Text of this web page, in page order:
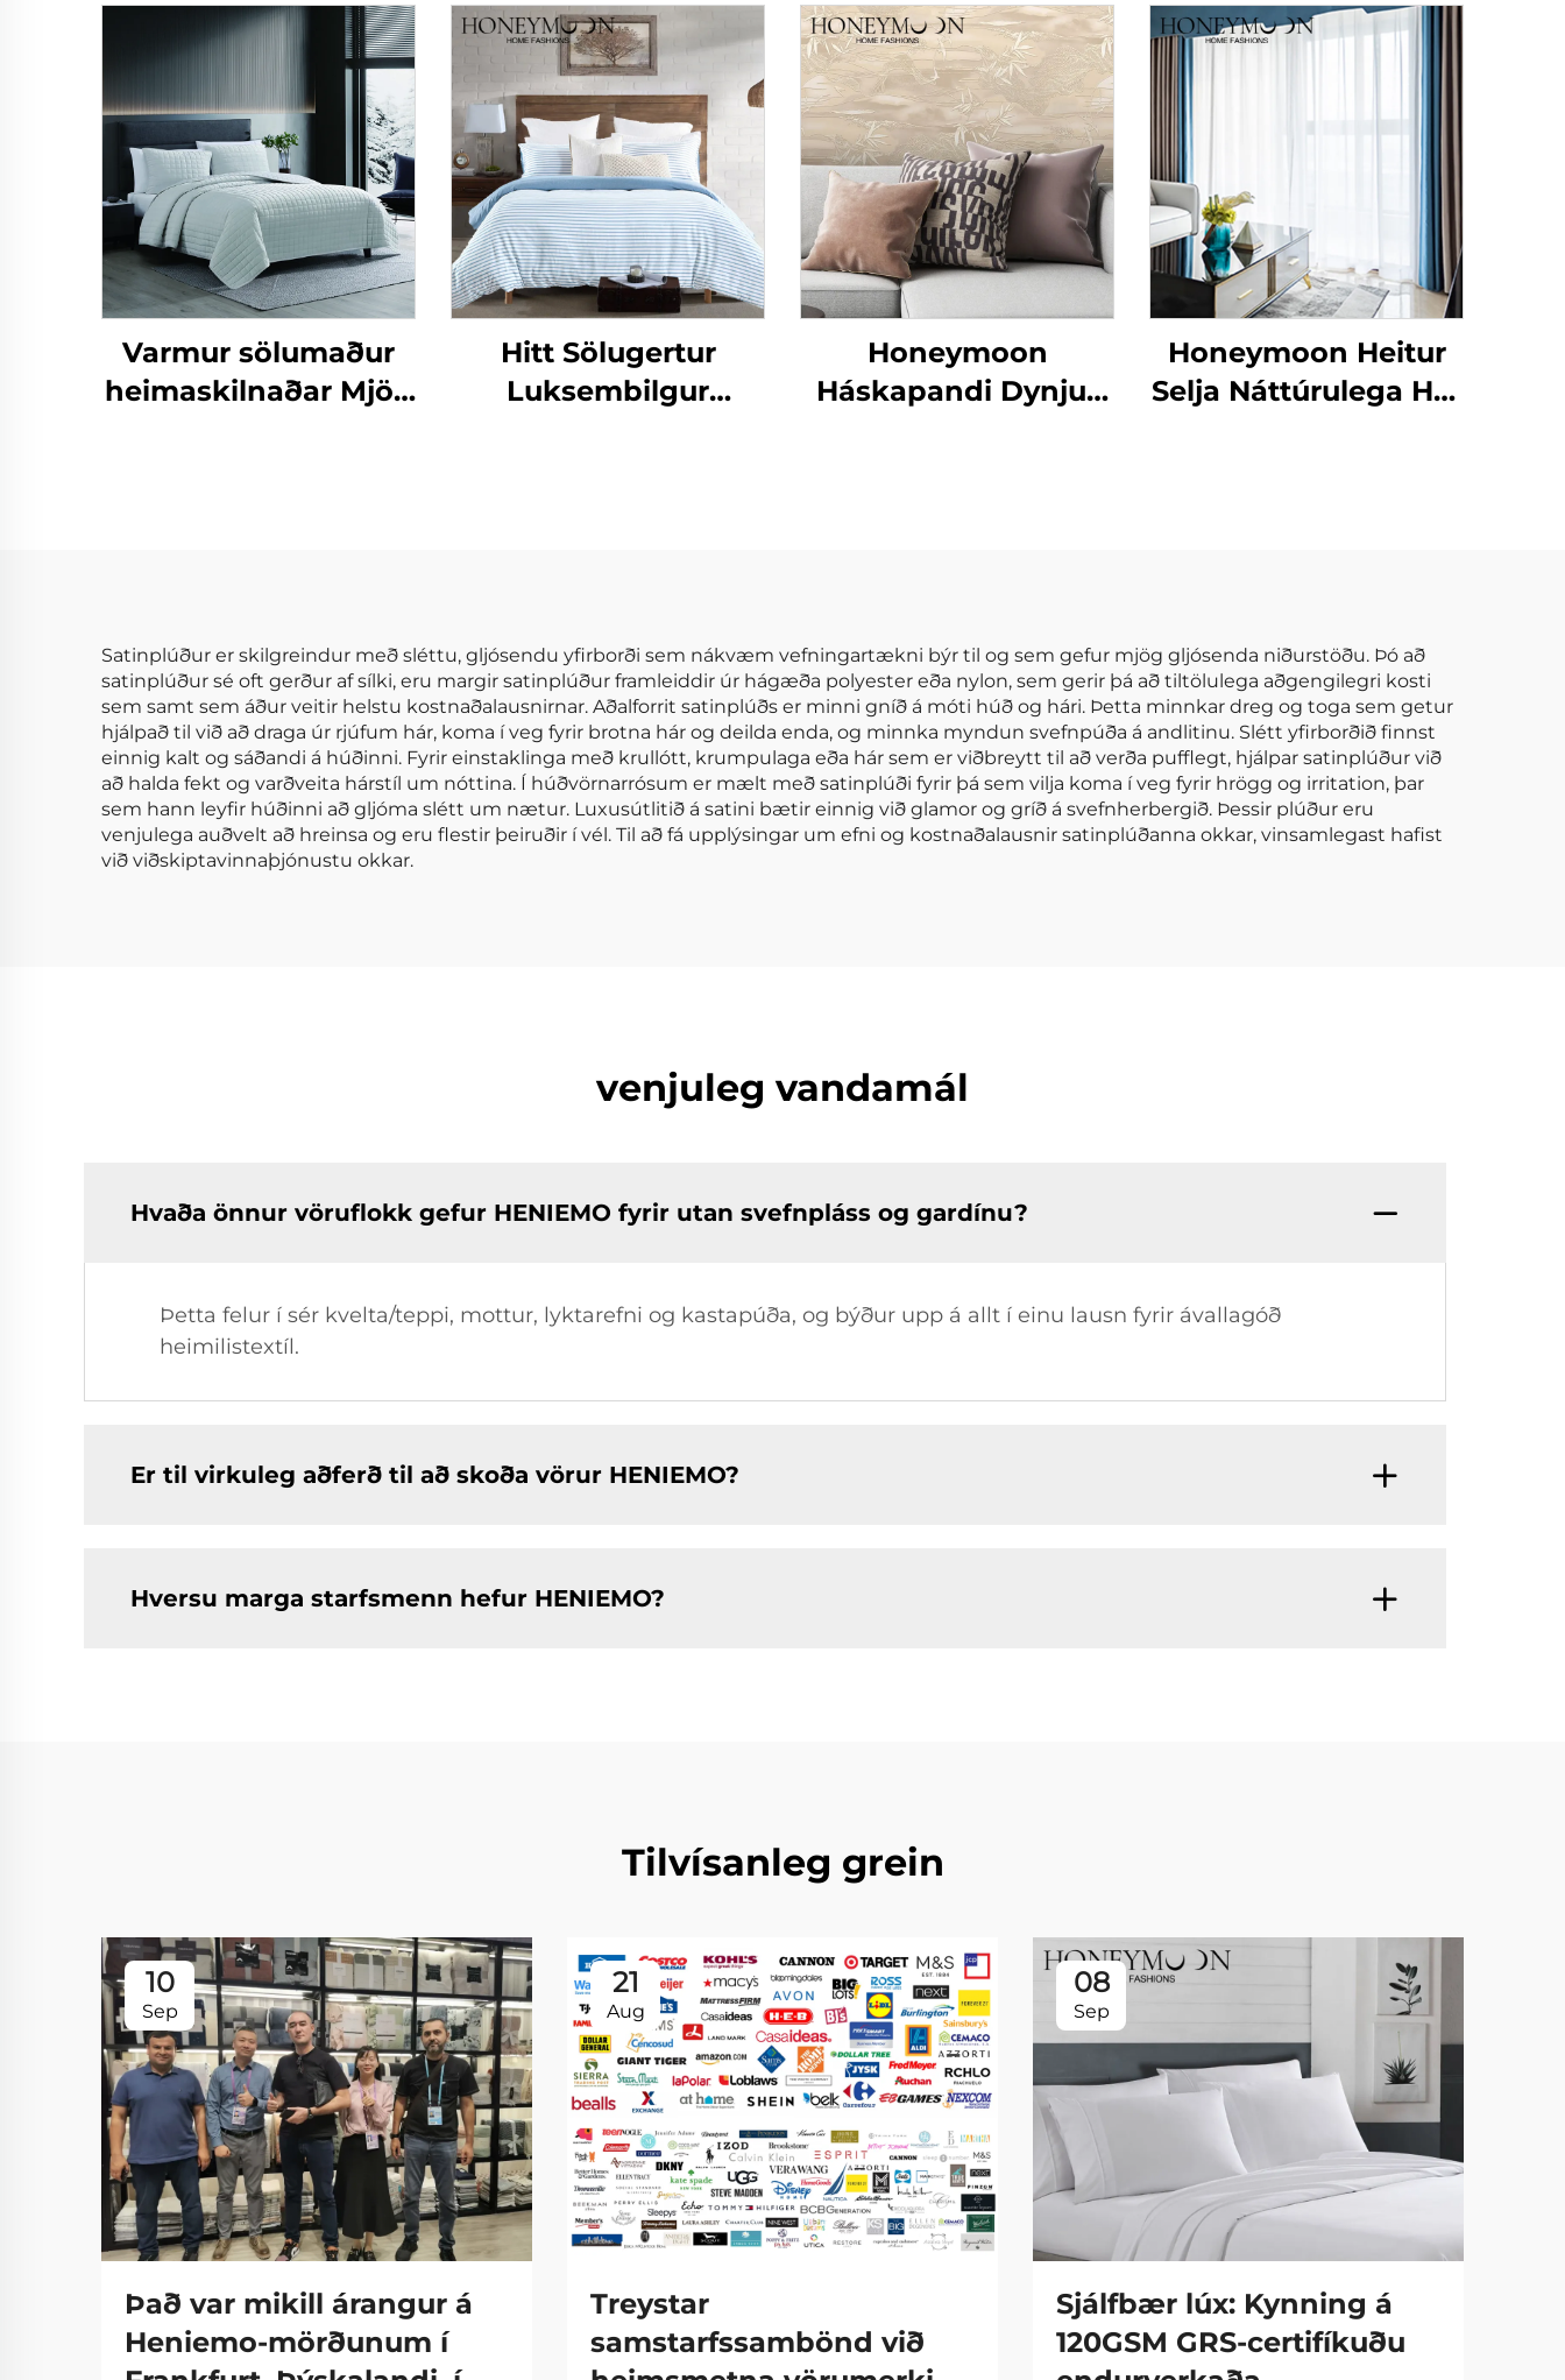
Varmur sölumaður
heimaskilnaðar Mjög
kviltursetur
Hitt Sölugertur
Luksembilgur
Honeymoon
Háskapandi Dynjur
Honeymoon Heitur
Selja Náttúrulega Höf
Satinplúður er skilgreindur með sléttu, gljósendu yfirborði sem nákvæm vefningartækni býr til og sem gefur mjög gljósenda niðurstöðu. Þó að
satinplúður sé oft gerður af sílki, eru margir satinplúður framleiddir úr hágæða polyester eða nylon, sem gerir þá að tiltölulega aðgengilegri kosti
sem samt sem áður veitir helstu kostnaðalausnirnar. Aðalforrit satinplúðs er minni gníð á móti húð og hári. Þetta minnkar dreg og toga sem getur
hjálpað til við að draga úr rjúfum hár, koma í veg fyrir brotna hár og deilda enda, og minnka myndun svefnpúða á andlitinu. Slétt yfirborðið finnst
einnig kalt og sáðandi á húðinni. Fyrir einstaklinga með krullótt, krumpulaga eða hár sem er viðbreytt til að verða pufflegt, hjálpar satinplúður við
að halda fekt og varðveita hárstíl um nóttina. Í húðvörnarrósum er mælt með satinplúði fyrir þá sem vilja koma í veg fyrir hrögg og irritation, þar
sem hann leyfir húðinni að gljóma slétt um nætur. Luxusútlitið á satini bætir einnig við glamor og gríð á svefnherbergið. Þessir plúður eru
venjulega auðvelt að hreinsa og eru flestir þeiruðir í vél. Til að fá upplýsingar um efni og kostnaðalausnir satinplúðanna okkar, vinsamlegast hafist
við viðskiptavinnaþjónustu okkar.
venjuleg vandamál
Hvaða önnur vöruflokk gefur HENIEMO fyrir utan svefnpláss og gardínu?
Þetta felur í sér kvelta/teppi, mottur, lyktarefni og kastapúða, og býður upp á allt í einu lausn fyrir ávallagóð
heimilistextíl.
Er til virkuleg aðferð til að skoða vörur HENIEMO?
Hversu marga starfsmenn hefur HENIEMO?
Tilvísanleg grein
10
Sep
Það var mikill árangur á
Heniemo-mörðunum í
21
Aug
Treystar
samstarfssambönd við
08
Sep
Sjálfbær lúx: Kynning á
120GSM GRS-certifíkuðu